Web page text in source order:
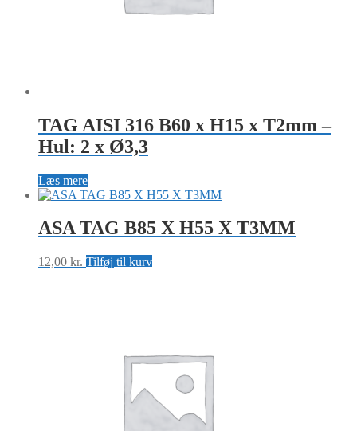
TAG AISI 316 B60 x H15 x T2mm –
Hul: 2 x Ø3,3
Læs mere
ASA TAG B85 X H55 X T3MM
12,00 kr. Tilføj til kurv